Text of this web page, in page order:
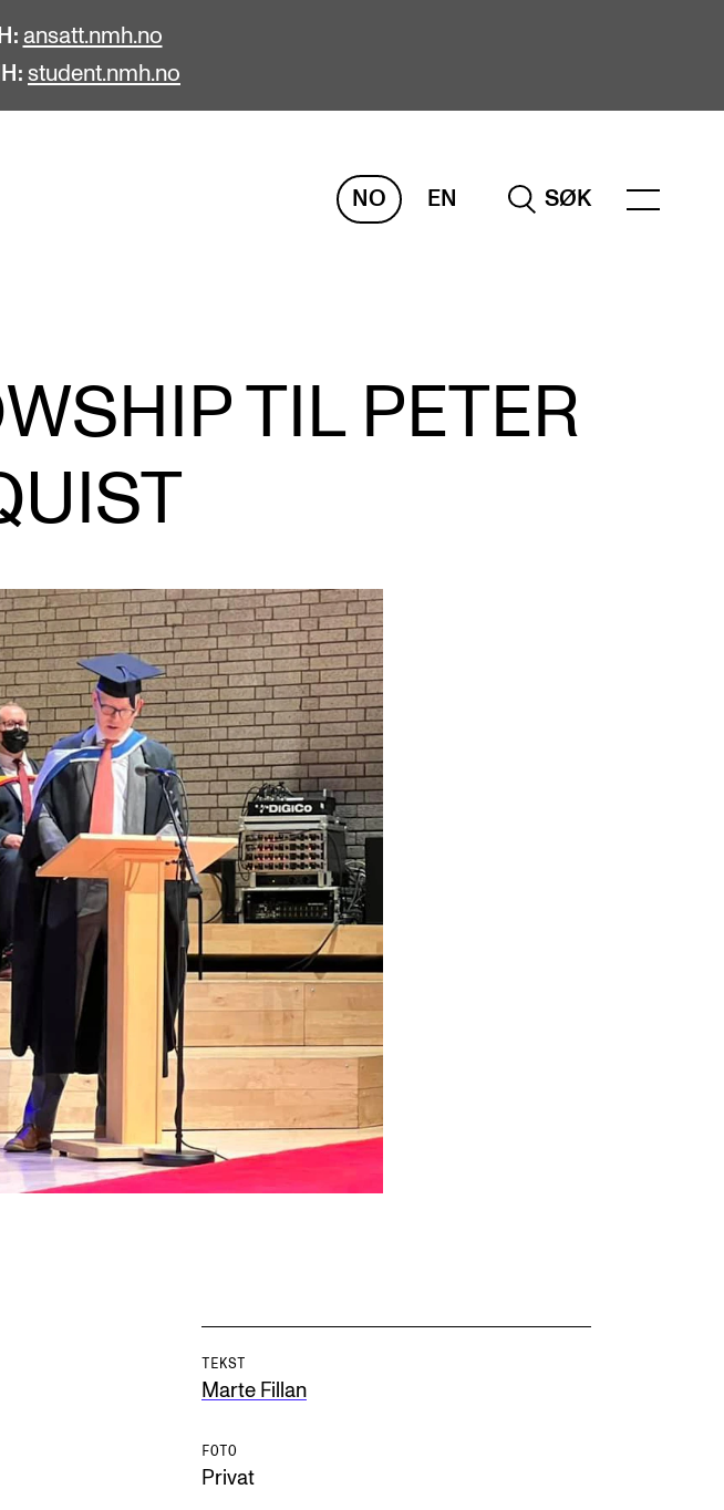
ansatt.nmh.no
student.nmh.no
NO EN
SØK
Prosjekter
INFO
Om Norges musikkhøgskole
Kontakt oss
Finn ansatte
For ansatte og studenter
TIL PETER
TEKST
Marte Fillan
FOTO
Privat